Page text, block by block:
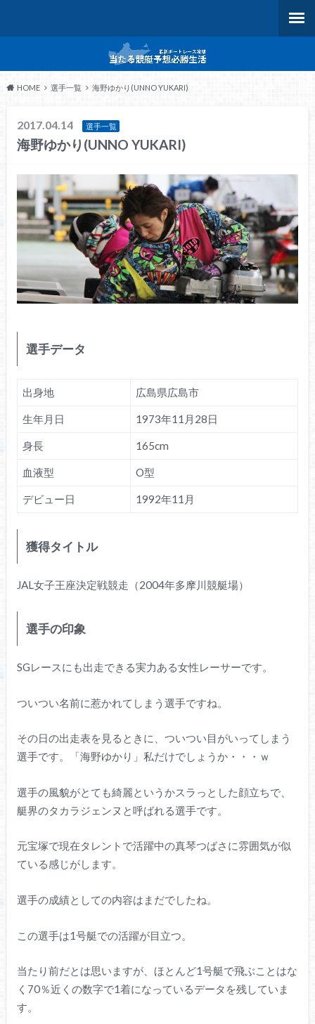
HOME 選手一覧 海野ゆかり(UNNO YUKARI)
2017.04.14 選手一覧
海野ゆかり(UNNO YUKARI)
選手データ
出身地 広島県広島市
生年月日 1973年11月28日
身長 165cm
血液型 O型
デビュー日 1992年11月
獲得タイトル
JAL女子王座決定戦競走（2004年多摩川競艇場）
選手の印象
SGレースにも出走できる実力ある女性レーサーです。
ついつい名前に惹かれてしまう選手ですね。
その日の出走表を見るときに、ついつい目がいってしまう
選手です。「海野ゆかり」私だけでしょうか・・・ｗ
選手の風貌がとても綺麗というかスラっとした顔立ちで、
艇界のタカラジェンヌと呼ばれる選手です。
元宝塚で現在タレントで活躍中の真琴つばさに雰囲気が似
ている感じがします。
選手の成績としての内容はまだでしたね。
この選手は1号艇での活躍が目立つ。
当たり前だとは思いますが、ほとんど1号艇で飛ぶことはな
く70％近くの数字で1着になっているデータを残していま
す。